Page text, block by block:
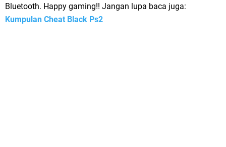
Bluetooth. Happy gaming!! Jangan lupa baca juga:
Kumpulan Cheat Black Ps2